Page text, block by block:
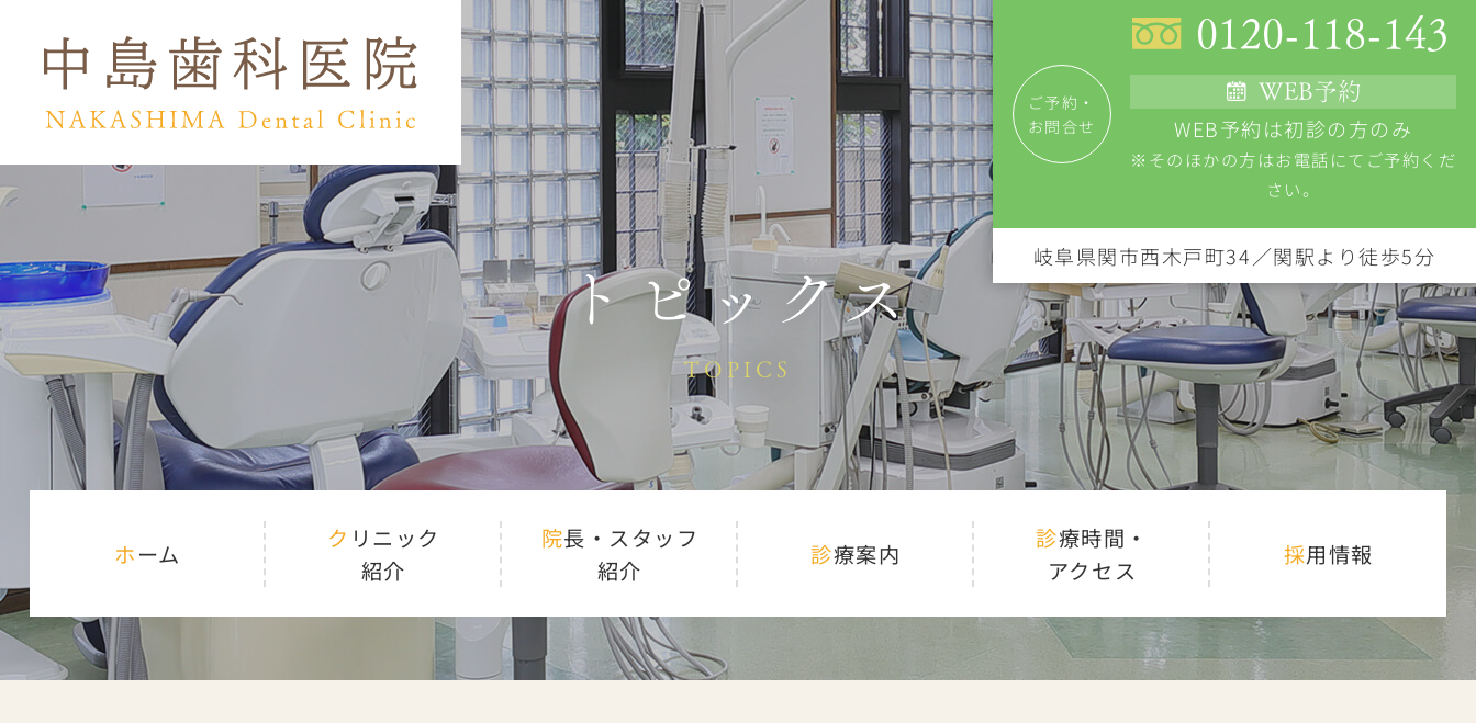
ご予約・
お問合せ
0120-118-143
WEB予約
WEB予約は初診の方のみ
※そのほかの方はお電話にてご予約くだ
さい。
岐阜県関市西木戸町34／関駅より徒歩5分
トピックス
TOPICS
ホーム
クリニック
紹介
院長・スタッフ
紹介
診療案内
診療時間・
アクセス
採用情報